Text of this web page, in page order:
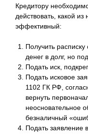
Кредитору
действовать, какой
эффективный:
Получить
денег в долг, но
Подать иск,
Подать исковое
1102 ГК РФ,
вернуть
неосновательное
безналичный
Подать заявление